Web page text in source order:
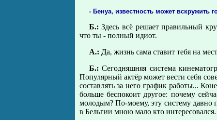
- Бенуа, известность может вскружить
Б.:Здесь всё решает правильный
что ты - полный идиот.
А.: Да, жизнь сама ставит тебя на
Б.: Сегодняшняя система
Популярный актёр может вести себя
составлять за него график работы...
больше беспокоит другое: почему
молодым? По-моему, эту систему давно
в Бельгии мною мало кто интересовался.